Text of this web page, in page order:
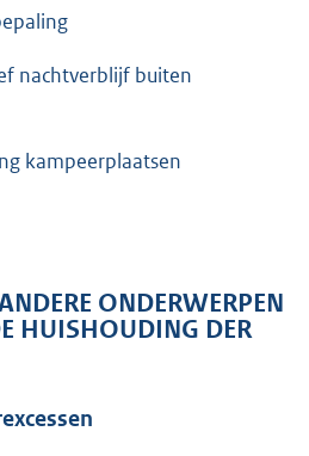
nachtverblijf buiten
kampeerplaatsen
ONDERWERPEN
HUISHOUDING DER